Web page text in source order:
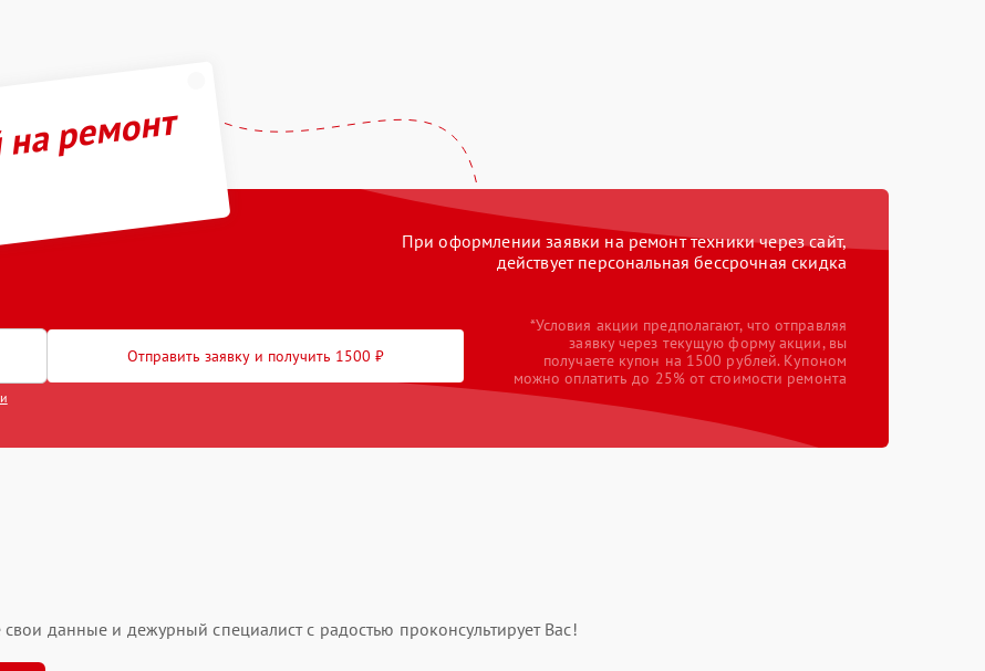
ремонт
При оформлении заявки на ремонт техники через сайт,
действует персональная бессрочная скидка
Отправить заявку и получить 1500 ₽
*Условия акции предполагают, что отправляя
заявку через текущую форму акции, вы
получаете купон на 1500 рублей. Купоном
можно оплатить до 25% от стоимости ремонта
свои данные и дежурный специалист с радостью проконсультирует Вас!